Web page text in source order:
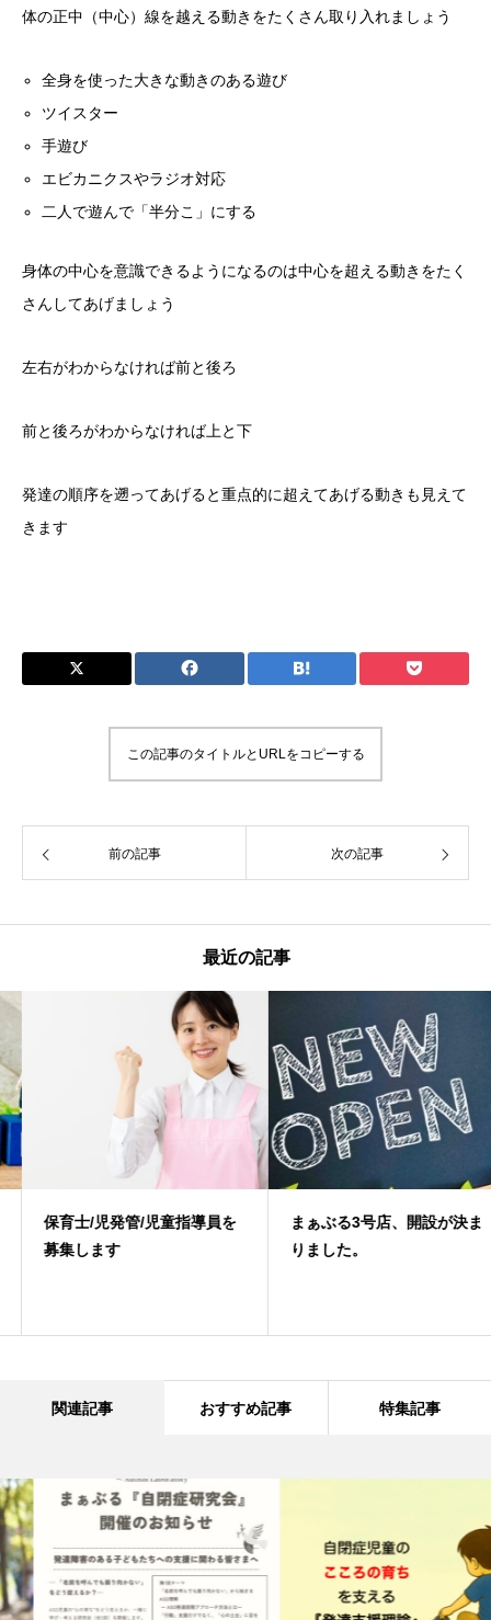
体の正中（中心）線を越える動きをたくさん取り入れましょう
全身を使った大きな動きのある遊び
ツイスター
手遊び
エビカニクスやラジオ対応
二人で遊んで「半分こ」にする
身体の中心を意識できるようになるのは中心を超える動きをたく
さんしてあげましょう
左右がわからなければ前と後ろ
前と後ろがわからなければ上と下
発達の順序を遡ってあげると重点的に超えてあげる動きも見えて
きます
この記事のタイトルとURLをコピーする
前の記事 次の記事
最近の記事
保育士/児発管/児童指導員を
募集します
まぁぶる3号店、開設が決ま
りました。
関連記事 おすすめ記事 特集記事